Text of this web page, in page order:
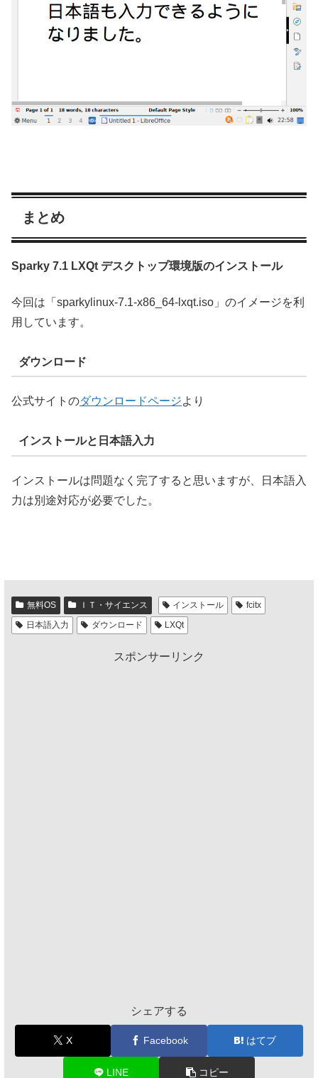
まとめ
Sparky 7.1 LXQt デスクトップ環境版のインストール
今回は「sparkylinux-7.1-x86_64-lxqt.iso」のイメージを利
用しています。
ダウンロード
公式サイトのダウンロードページより
インストールと日本語入力
インストールは問題なく完了すると思いますが、日本語入
力は別途対応が必要でした。
無料OS ＩＴ・サイエンス インストール
fcitx
日本語入力
ダウンロード LXQt
スポンサーリンク
シェアする
X Facebook はてブ
LINE コピー